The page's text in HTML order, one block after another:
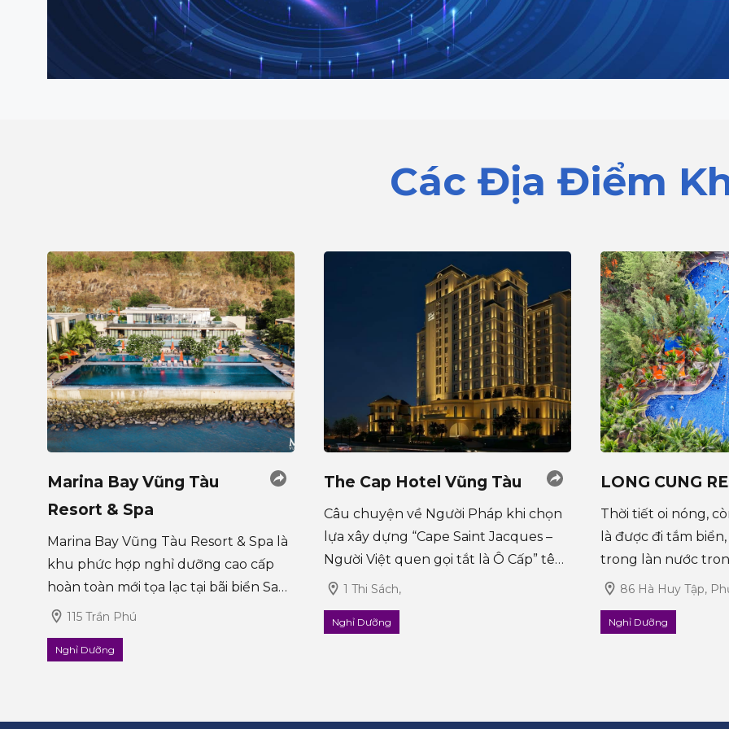
Các Địa Điểm
Marina Bay Vũng Tàu
Resort & Spa
Marina Bay Vũng Tàu Resort & Spa là
khu phức hợp nghỉ dưỡng cao cấp
hoàn toàn mới tọa lạc tại bãi biển Sao
Mai của thành phố Vũng Tàu, miền
ấn tượng “tọa sơn hướng thủy” �
115 Trần Phú
Nghỉ Dưỡng
The Cap Hotel Vũng Tàu
Câu chuyện về Người Pháp khi chọn
lựa xây dựng “Cape Saint Jacques –
Người Việt quen gọi tắt là Ô Cấp” tên
của Vũng Tàu xưa trở thành thành
xứ Đông Dương hàng trăm năm
1 Thi Sách,
Nghỉ Dưỡng
LONG CUNG
Thời tiết oi nóng,
là được đi tắm
trong làn nước
thoải mái ăn uống,
Resort với hệ
86 Hà Huy Tập,
Nghỉ Dưỡng